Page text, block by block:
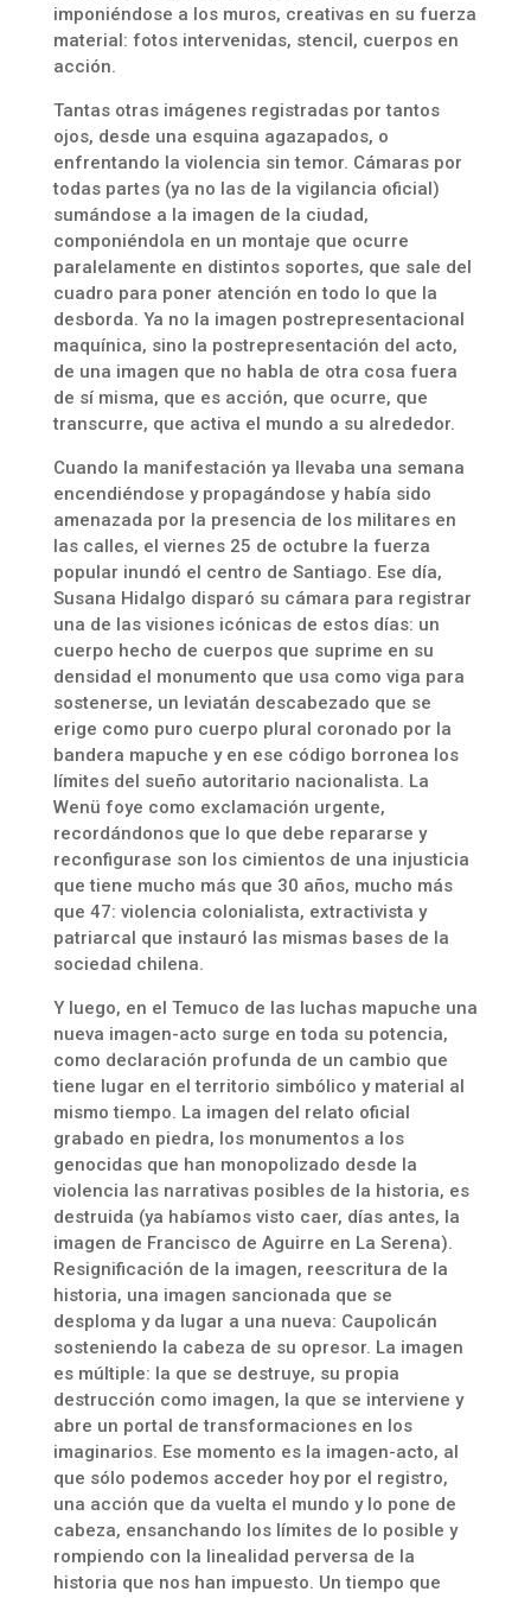
imponiéndose a los muros, creativas en su fuerza
material: fotos intervenidas, stencil, cuerpos en
acción.
Tantas otras imágenes registradas por tantos
ojos, desde una esquina agazapados, o
enfrentando la violencia sin temor. Cámaras por
todas partes (ya no las de la vigilancia oficial)
sumándose a la imagen de la ciudad,
componiéndola en un montaje que ocurre
paralelamente en distintos soportes, que sale del
cuadro para poner atención en todo lo que la
desborda. Ya no la imagen postrepresentacional
maquínica, sino la postrepresentación del acto,
de una imagen que no habla de otra cosa fuera
de sí misma, que es acción, que ocurre, que
transcurre, que activa el mundo a su alrededor.
Cuando la manifestación ya llevaba una semana
encendiéndose y propagándose y había sido
amenazada por la presencia de los militares en
las calles, el viernes 25 de octubre la fuerza
popular inundó el centro de Santiago. Ese día,
Susana Hidalgo disparó su cámara para registrar
una de las visiones icónicas de estos días: un
cuerpo hecho de cuerpos que suprime en su
densidad el monumento que usa como viga para
sostenerse, un leviatán descabezado que se
erige como puro cuerpo plural coronado por la
bandera mapuche y en ese código borronea los
límites del sueño autoritario nacionalista. La
Wenü foye como exclamación urgente,
recordándonos que lo que debe repararse y
reconfigurase son los cimientos de una injusticia
que tiene mucho más que 30 años, mucho más
que 47: violencia colonialista, extractivista y
patriarcal que instauró las mismas bases de la
sociedad chilena.
Y luego, en el Temuco de las luchas mapuche una
nueva imagen-acto surge en toda su potencia,
como declaración profunda de un cambio que
tiene lugar en el territorio simbólico y material al
mismo tiempo. La imagen del relato oficial
grabado en piedra, los monumentos a los
genocidas que han monopolizado desde la
violencia las narrativas posibles de la historia, es
destruida (ya habíamos visto caer, días antes, la
imagen de Francisco de Aguirre en La Serena).
Resignificación de la imagen, reescritura de la
historia, una imagen sancionada que se
desploma y da lugar a una nueva: Caupolicán
sosteniendo la cabeza de su opresor. La imagen
es múltiple: la que se destruye, su propia
destrucción como imagen, la que se interviene y
abre un portal de transformaciones en los
imaginarios. Ese momento es la imagen-acto, al
que sólo podemos acceder hoy por el registro,
una acción que da vuelta el mundo y lo pone de
cabeza, ensanchando los límites de lo posible y
rompiendo con la linealidad perversa de la
historia que nos han impuesto. Un tiempo que